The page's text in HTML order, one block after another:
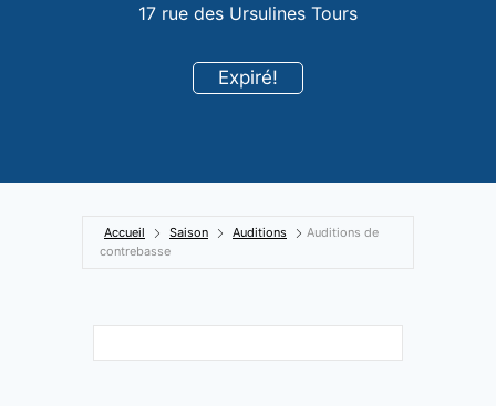
Expiré!
17 rue des Ursulines Tours
Accueil Saison Auditions
Auditions de
contrebasse